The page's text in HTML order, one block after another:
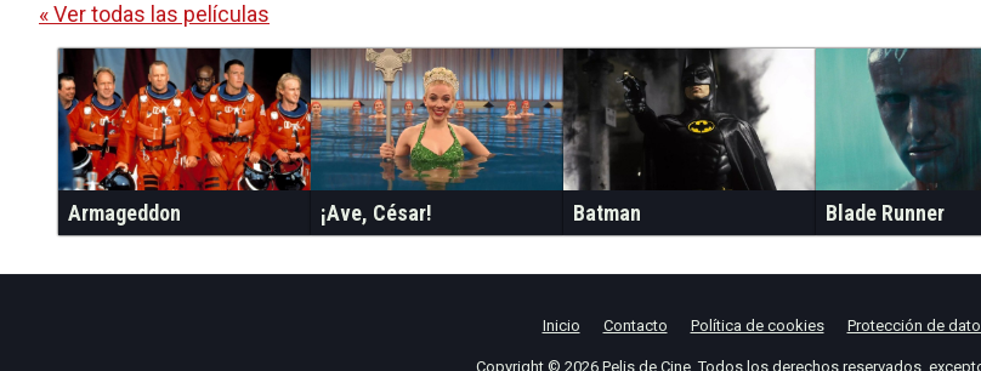
« Ver todas las películas
Armageddon ¡Ave, César! Batman Blade Runner
Inicio Contacto Política de cookies Protección de
Copyright © 2026 Pelis de Cine. Todos los derechos reservados,